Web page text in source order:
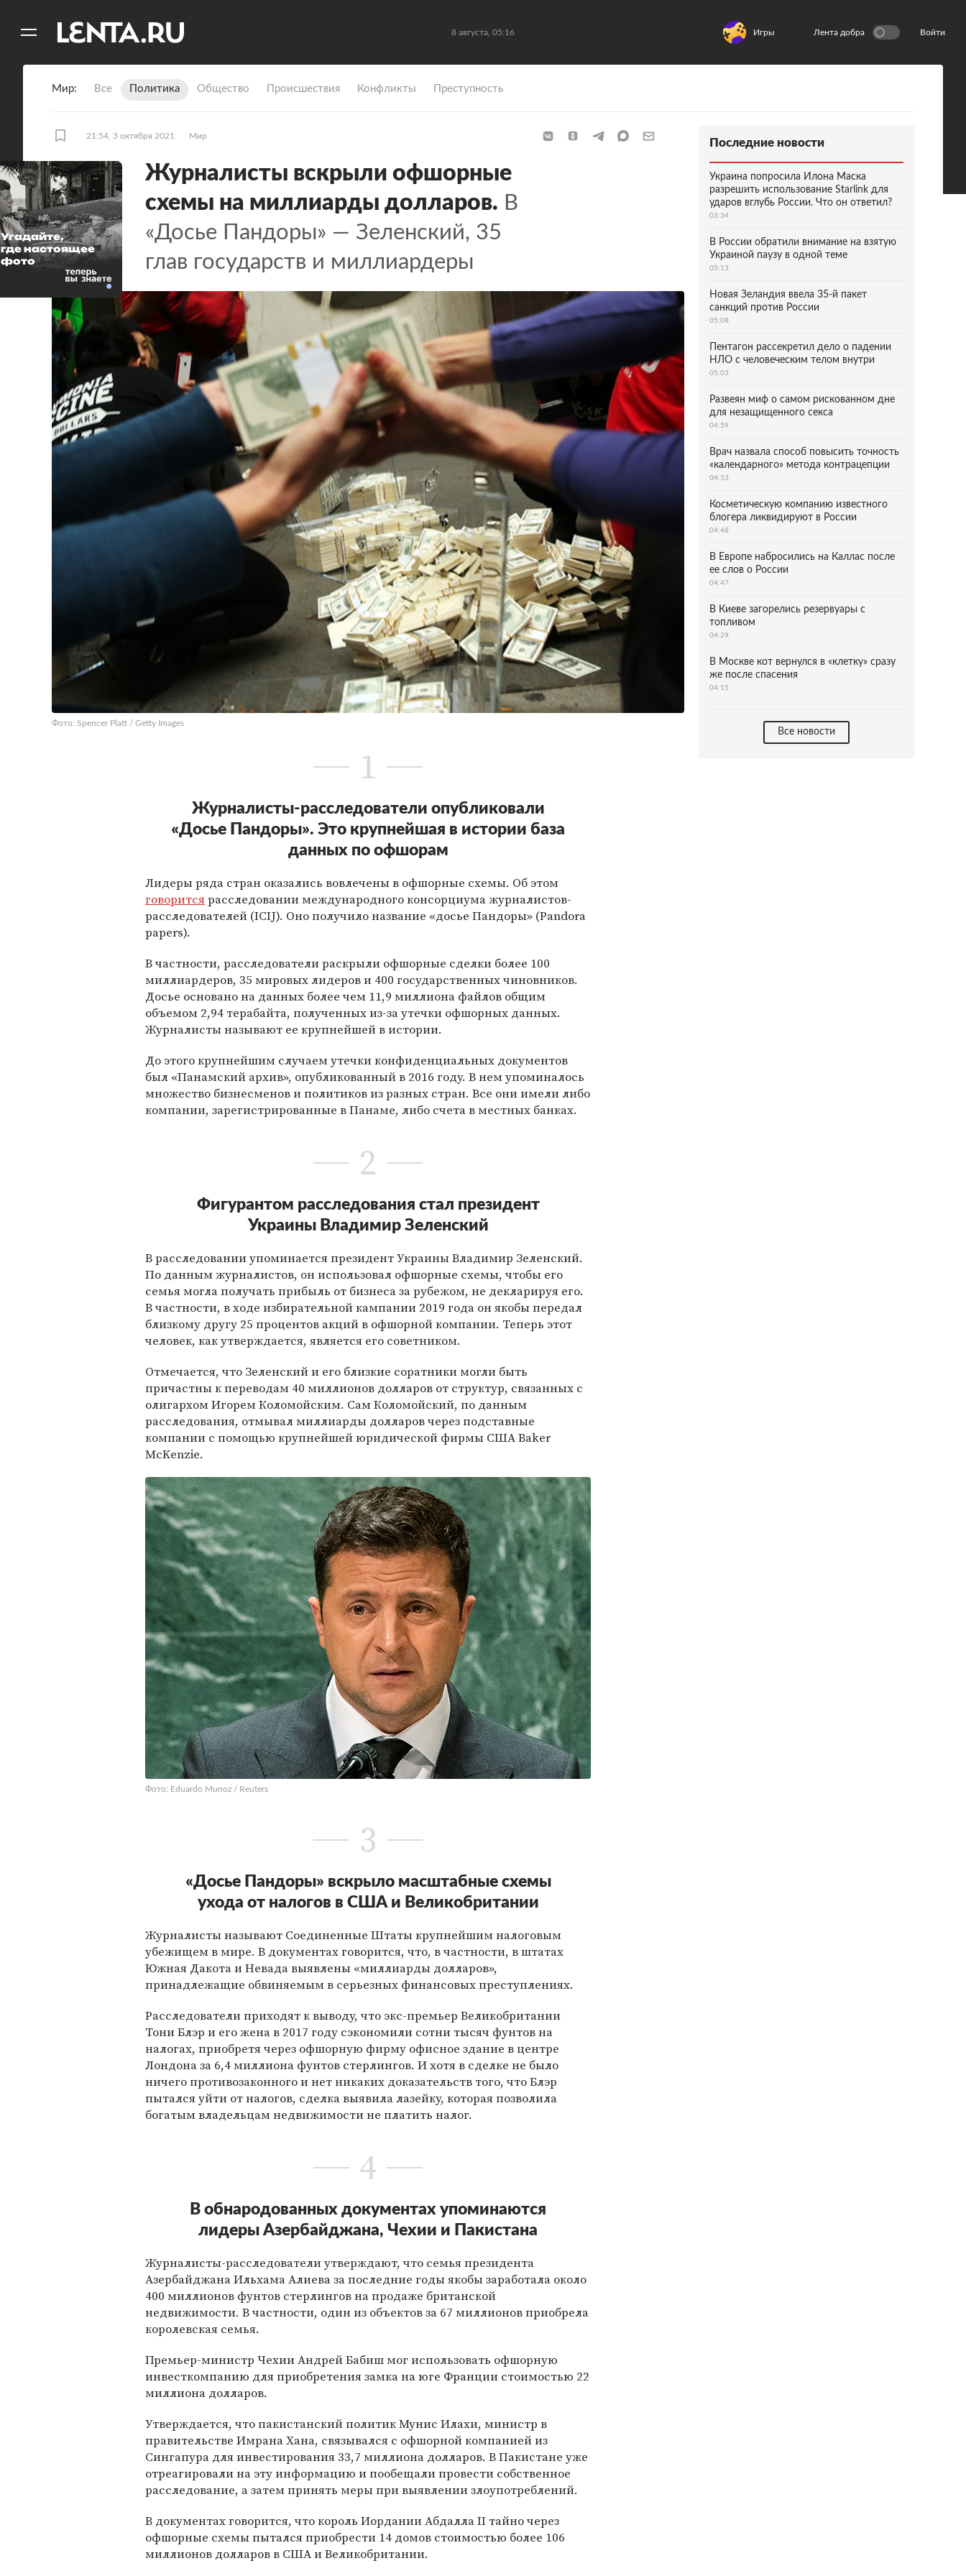
8 августа, 05:16 Игры Лента добра Войти
Мир Все Политика Общество Происшествия Конфликты Преступность
21:54, 3 октября 2021 Мир
Журналисты вскрыли офшорные
схемы на миллиарды долларов. В
«Досье Пандоры» — Зеленский, 35
глав государств и миллиардеры
Фото: Spencer Platt / Getty Images
1
Журналисты-расследователи опубликовали
«Досье Пандоры». Это крупнейшая в истории база
данных по офшорам
Лидеры ряда стран оказались вовлечены в офшорные схемы. Об этом
говоритсярасследовании международного консорциума журналистов-
расследователей (ICIJ). Оно получило название «досье Пандоры» (Pandora
papers).
В частности, расследователи раскрыли офшорные сделки более 100
миллиардеров, 35 мировых лидеров и 400 государственных чиновников.
Досье основано на данных более чем 11,9 миллиона файлов общим
объемом 2,94 терабайта, полученных из-за утечки офшорных данных.
Журналисты называют ее крупнейшей в истории.
До этого крупнейшим случаем утечки конфиденциальных документов
был «Панамский архив», опубликованный в 2016 году. В нем упоминалось
множество бизнесменов и политиков из разных стран. Все они имели либо
компании, зарегистрированные в Панаме, либо счета в местных банках.
2
Фигурантом расследования стал президент
Украины Владимир Зеленский
В расследовании упоминается президент Украины Владимир Зеленский.
По данным журналистов, он использовал офшорные схемы, чтобы его
семья могла получать прибыль от бизнеса за рубежом, не декларируя его.
В частности, в ходе избирательной кампании 2019 года он якобы передал
близкому другу 25 процентов акций в офшорной компании. Теперь этот
человек, как утверждается, является его советником.
Отмечается, что Зеленский и его близкие соратники могли быть
причастны к переводам 40 миллионов долларов от структур, связанных с
олигархом Игорем Коломойским. Сам Коломойский, по данным
расследования, отмывал миллиарды долларов через подставные
компании с помощью крупнейшей юридической фирмы США Baker
McKenzie.
Фото: Eduardo Munoz / Reuters
3
«Досье Пандоры» вскрыло масштабные схемы
ухода от налогов в США и Великобритании
Журналисты называют Соединенные Штаты крупнейшим налоговым
убежищем в мире. В документах говорится, что, в частности, в штатах
Южная Дакота и Невада выявлены «миллиарды долларов»,
принадлежащие обвиняемым в серьезных финансовых преступлениях.
Расследователи приходят к выводу, что экс-премьер Великобритании
Тони Блэр и его жена в 2017 году сэкономили сотни тысяч фунтов на
налогах, приобретя через офшорную фирму офисное здание в центре
Лондона за 6,4 миллиона фунтов стерлингов. И хотя в сделке не было
ничего противозаконного и нет никаких доказательств того, что Блэр
пытался уйти от налогов, сделка выявила лазейку, которая позволила
богатым владельцам недвижимости не платить налог.
4
В обнародованных документах упоминаются
лидеры Азербайджана, Чехии и Пакистана
Журналисты-расследователи утверждают, что семья президента
Азербайджана Ильхама Алиева за последние годы якобы заработала около
400 миллионов фунтов стерлингов на продаже британской
недвижимости. В частности, один из объектов за 67 миллионов приобрела
королевская семья.
Премьер-министр Чехии Андрей Бабиш мог использовать офшорную
инвесткомпанию для приобретения замка на юге Франции стоимостью 22
миллиона долларов.
Утверждается, что пакистанский политик Мунис Илахи, министр в
правительстве Имрана Хана, связывался с офшорной компанией из
Сингапура для инвестирования 33,7 миллиона долларов. В Пакистане уже
отреагировали на эту информацию и пообещали провести собственное
расследование, а затем принять меры при выявлении злоупотреблений.
В документах говорится, что король Иордании Абдалла II тайно через
офшорные схемы пытался приобрести 14 домов стоимостью более 106
миллионов долларов в США и Великобритании.
Угадайте,
где настоящее
фото
Последние новости
Украина попросила Илона Маска
разрешить использование Starlink для
ударов вглубь России. Что он ответил?
03:34
В России обратили внимание на взятую
Украиной паузу в одной теме
05:13
Новая Зеландия ввела 35-й пакет
санкций против России
05:08
Пентагон рассекретил дело о падении
НЛО с человеческим телом внутри
05:03
Развеян миф о самом рискованном дне
для незащищенного секса
04:59
Врач назвала способ повысить точность
«календарного» метода контрацепции
04:53
Косметическую компанию известного
блогера ликвидируют в России
04:48
В Европе набросились на Каллас после
ее слов о России
04:47
В Киеве загорелись резервуары с
топливом
04:29
В Москве кот вернулся в «клетку» сразу
же после спасения
04:15
Все новости